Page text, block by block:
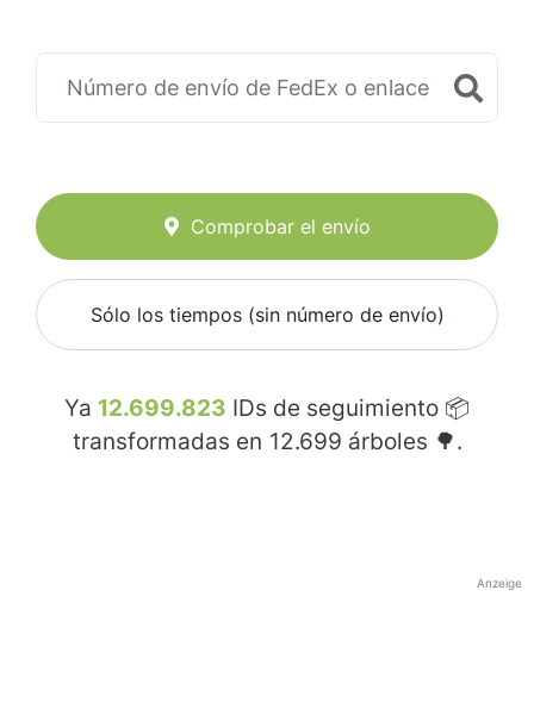
Comprobar el envío
Sólo los tiempos (sin número de envío)
Ya 12.699.823 IDs de seguimiento 📦
transformadas en 12.699 árboles 🌳.
Anzeige